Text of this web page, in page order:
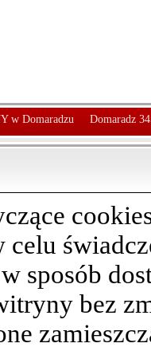
w Domaradzu Domaradz
sposób
bez